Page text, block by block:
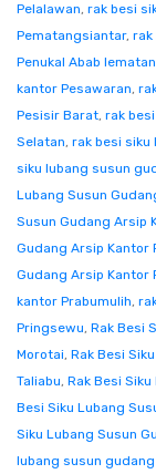
Pelalawan, rak besi
Pematangsiantar, rak
Penukal Abab
kantor Pesawaran,
Pesisir Barat, rak
Selatan, rak besi siku
siku lubang susun
Lubang Susun
Susun Gudang Arsip
Gudang Arsip Kantor
Gudang Arsip Kantor
kantor Prabumulih,
Pringsewu, Rak Besi
Morotai, Rak Besi
Taliabu, Rak Besi
Besi Siku Lubang
Siku Lubang Susun
lubang susun